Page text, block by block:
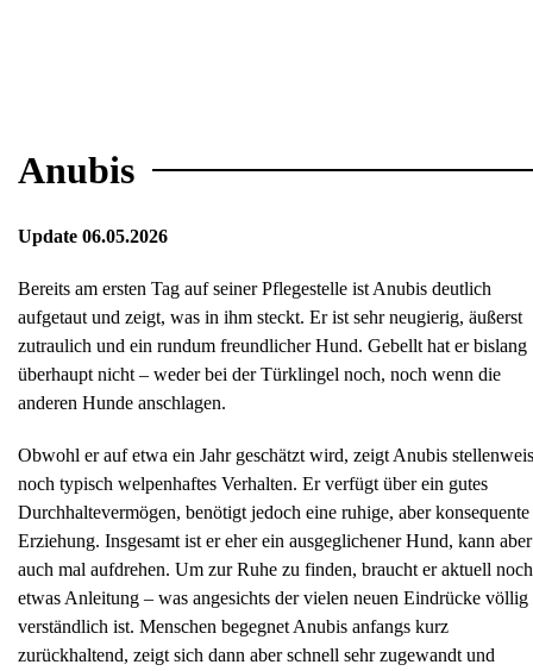
Anubis
Update 06.05.2026
Bereits am ersten Tag auf seiner Pflegestelle ist Anubis deutlich
aufgetaut und zeigt, was in ihm steckt. Er ist sehr neugierig, äußerst
zutraulich und ein rundum freundlicher Hund. Gebellt hat er bislang
überhaupt nicht – weder bei der Türklingel noch, noch wenn die
anderen Hunde anschlagen.
Obwohl er auf etwa ein Jahr geschätzt wird, zeigt Anubis
noch typisch welpenhaftes Verhalten. Er verfügt über ein gutes
Durchhaltevermögen, benötigt jedoch eine ruhige, aber konsequente
Erziehung. Insgesamt ist er eher ein ausgeglichener Hund, kann aber
auch mal aufdrehen. Um zur Ruhe zu finden, braucht er aktuell noch
etwas Anleitung – was angesichts der vielen neuen Eindrücke völlig
verständlich ist. Menschen begegnet Anubis anfangs kurz
zurückhaltend, zeigt sich dann aber schnell sehr zugewandt und